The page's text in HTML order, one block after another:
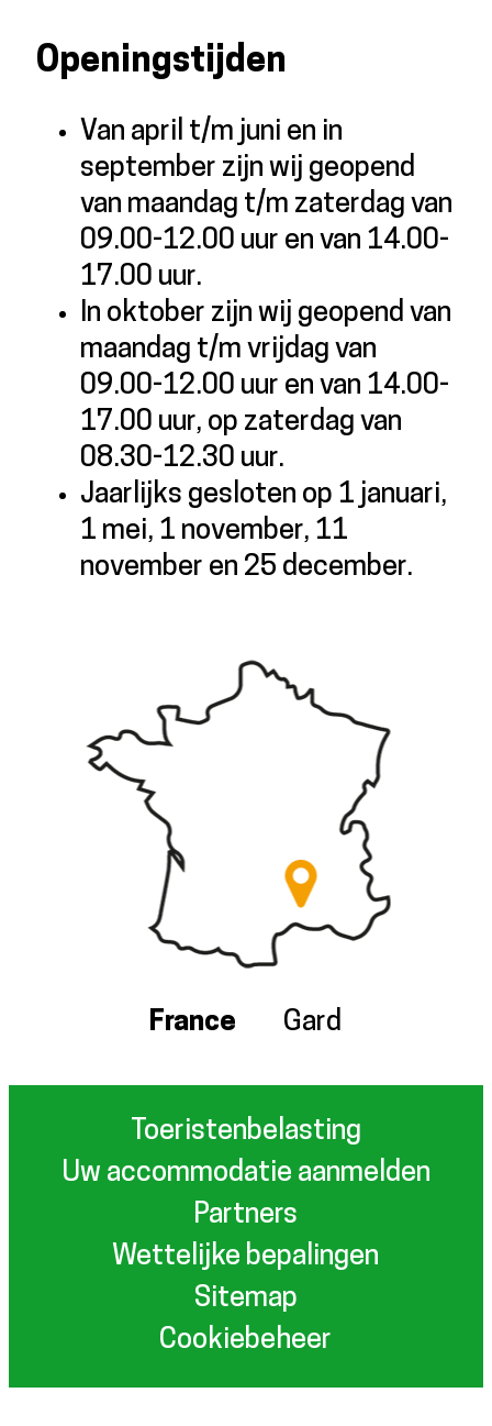
Openingstijden
Van april t/m juni en in
september zijn wij geopend
van maandag t/m zaterdag van
09.00-12.00 uur en van 14.00-
17.00 uur.
In oktober zijn wij geopend van
maandag t/m vrijdag van
09.00-12.00 uur en van 14.00-
17.00 uur, op zaterdag van
08.30-12.30 uur.
Jaarlijks gesloten op 1 januari,
1 mei, 1 november, 11
november en 25 december.
France Gard
Toeristenbelasting
Uw accommodatie aanmelden
Partners
Wettelijke bepalingen
Sitemap
Cookiebeheer